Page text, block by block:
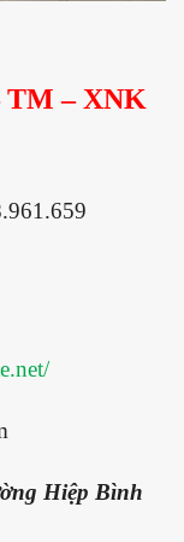
TM – XNK
Hiệp Bình